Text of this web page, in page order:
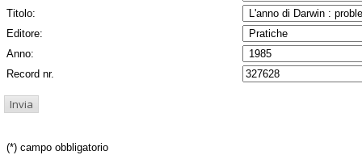
Titolo:
Editore:
Anno:
Record nr.
(*) campo obbligatorio